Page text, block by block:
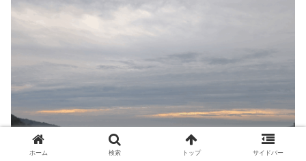
ホーム 検索 トップ サイドバー